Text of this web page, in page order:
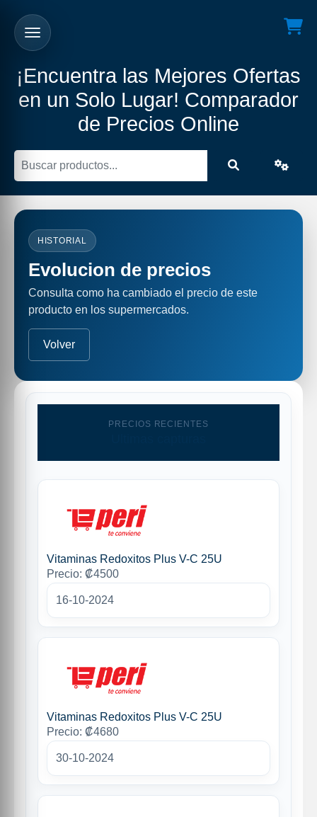
¡Encuentra las Mejores Ofertas
en un Solo Lugar! Comparador
de Precios Online
HISTORIAL
Evolucion de precios
Consulta como ha cambiado el precio de este
producto en los supermercados.
Volver
PRECIOS RECIENTES
Vitaminas Redoxitos Plus V-C 25U
Precio: ₡4500
16-10-2024
Vitaminas Redoxitos Plus V-C 25U
Precio: ₡4680
30-10-2024